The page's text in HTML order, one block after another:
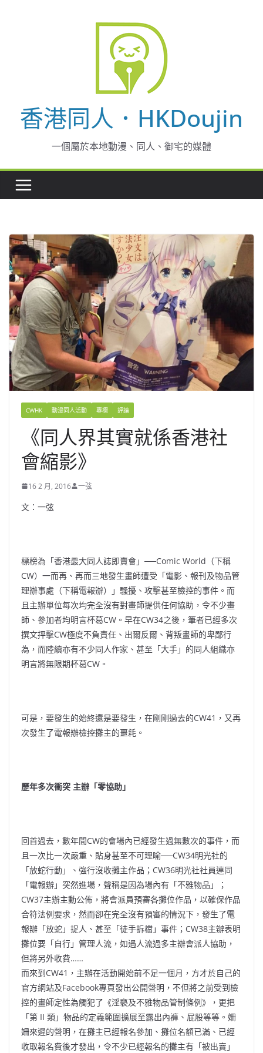
香港同人．HKDoujin
一個屬於本地動漫、同人、御宅的媒體
CWHK 動漫同人活動 專欄 評論
《同人界其實就係香港社
會縮影》
16 2 月, 2016 一弦
文：一弦
標榜為「香港最大同人誌即賣會」──Comic World（下稱
CW）一而再、再而三地發生畫師遭受「電影、報刊及物品管
理辦事處（下稱電報辦）」騷擾、攻擊甚至檢控的事件。而
且主辦單位每次均完全沒有對畫師提供任何協助 ，令不少畫
師、參加者均明言杯葛CW。早在CW34之後，筆者已經多次
撰文抨擊CW極度不負責任、出爾反爾、背叛畫師的卑鄙行
為，而陸續亦有不少同人作家、甚至「大手」的同人組織亦
明言將無限期杯葛CW。
可是，要發生的始終還是要發生，在剛剛過去的CW41，又再
次發生了電報辦檢控攤主的噩耗。
歷年多次衝突 主辦「零協助」
回首過去，數年間CW的會場內已經發生過無數次的事件，而
且一次比一次嚴重、貼身甚至不可理喻──CW34明光社的
「放蛇行動」、強行沒收攤主作品；CW36明光社社員連同
「電報辦」突然進場，聲稱是因為場內有「不雅物品」；
CW37主辦主動公佈，將會派員預審各攤位作品，以確保作品
合符法例要求，然而卻在完全沒有預審的情況下，發生了電
報辦「放蛇」捉人、甚至「徒手拆檔」事件；CW38主辦表明
攤位要「自行」管理人流，如遇人流過多主辦會派人協助，
但將另外收費……
而來到CW41，主辦在活動開始前不足一個月，方才於自己的
官方網站及Facebook專頁發出公開聲明，不但將之前受到檢
控的畫師定性為觸犯了《淫褻及不雅物品管制條例》，更把
「第 II 類」物品的定義範圍擴展至露出內褲、屁股等等。姍
姍來遲的聲明，在攤主已經報名參加、攤位名額已滿、已經
收取報名費後才發出，令不少已經報名的攤主有「被出賣」